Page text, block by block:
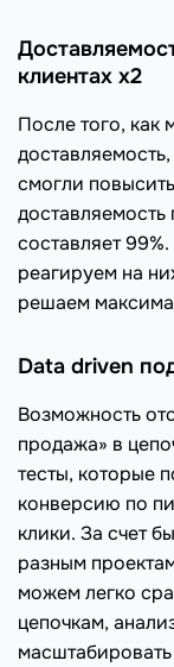
клиентах х2
После того, как
смогли
доставляемость
составляет
реагируем на
решаем
Data driven
Возможность
продажа» в
тесты, которые
конверсию по
клики. За счет
разным
можем легко
цепочкам,